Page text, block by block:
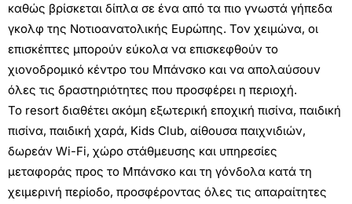
καθώς βρίσκεται δίπλα σε ένα από τα πιο γνωστά γήπεδα
γκολφ της Νοτιοανατολικής Ευρώπης. Τον χειμώνα, οι
επισκέπτες μπορούν εύκολα να επισκεφθούν το
χιονοδρομικό κέντρο του Μπάνσκο και να απολαύσουν
όλες τις δραστηριότητες που προσφέρει η περιοχή.
Το resort διαθέτει ακόμη εξωτερική εποχική πισίνα, παιδική
πισίνα, παιδική χαρά, Kids Club, αίθουσα παιχνιδιών,
δωρεάν Wi-Fi, χώρο στάθμευσης και υπηρεσίες
μεταφοράς προς το Μπάνσκο και τη γόνδολα κατά τη
χειμερινή περίοδο, προσφέροντας όλες τις απαραίτητες